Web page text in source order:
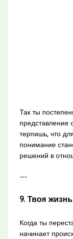
Так ты
представление
терпишь, что
понимание
решений в
---
9. Твоя
Когда ты
начинает